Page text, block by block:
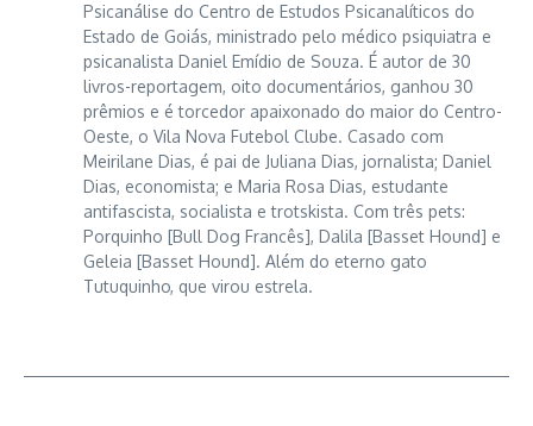
Psicanálise do Centro de Estudos Psicanalíticos do
Estado de Goiás, ministrado pelo médico psiquiatra e
psicanalista Daniel Emídio de Souza. É autor de 30
livros-reportagem, oito documentários, ganhou 30
prêmios e é torcedor apaixonado do maior do Centro-
Oeste, o Vila Nova Futebol Clube. Casado com
Meirilane Dias, é pai de Juliana Dias, jornalista; Daniel
Dias, economista; e Maria Rosa Dias, estudante
antifascista, socialista e trotskista. Com três pets:
Porquinho [Bull Dog Francês], Dalila [Basset Hound] e
Geleia [Basset Hound]. Além do eterno gato
Tutuquinho, que virou estrela.